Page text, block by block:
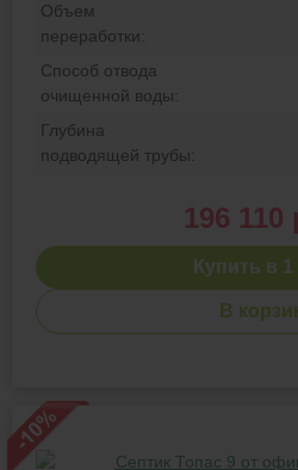
Объем
переработки:
Способ отвода
очищенной воды:
Глубина
подводящей трубы:
196 110
Купить в 1
В